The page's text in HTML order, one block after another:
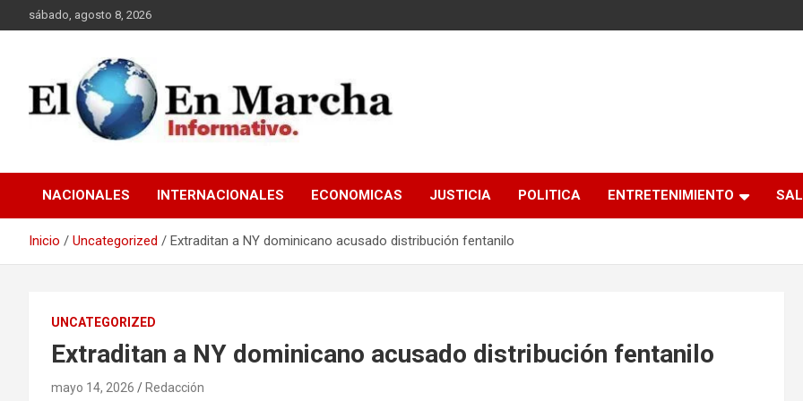
al
sábado, agosto 8, 2026
elmundoenmarcha.net
NACIONALES INTERNACIONALES ECONOMICAS JUSTICIA POLITICA ENTRETENIMIENTO
Inicio Uncategorized Extraditan a NY dominicano acusado distribución fentanilo
UNCATEGORIZED
Extraditan a NY dominicano acusado distribución fentanilo
mayo 14, 2026 Redacción